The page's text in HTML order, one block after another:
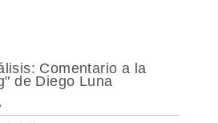
Comentario a la
de Diego Luna